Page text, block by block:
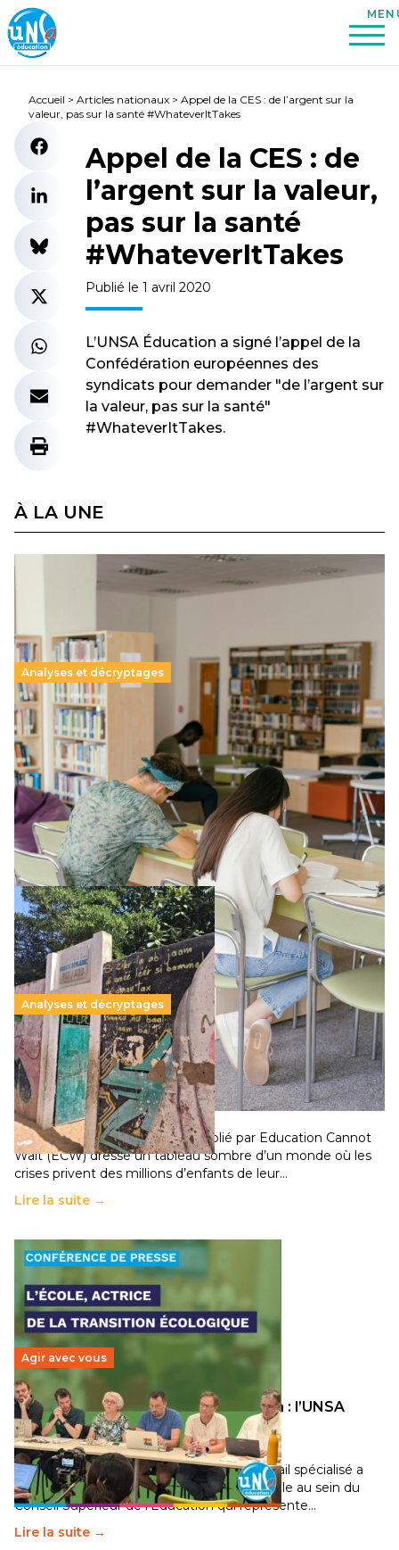
Accueil > Articles nationaux > Appel de la CES : de l’argent sur la
valeur, pas sur la santé #WhateverItTakes
Appel de la CES : de
l’argent sur la valeur,
pas sur la santé
#WhateverItTakes
Publié le 1 avril 2020
L’UNSA Éducation a signé l’appel de la
Confédération européennes des
syndicats pour demander "de l’argent sur
la valeur, pas sur la santé"
#WhateverItTakes.
À LA UNE
Analyses et décryptages
Supérieur privé : une dérive qui met à mal la
promesse républicaine
11 juillet 2026-
Le projet de loi sur la régulation de l’enseignement
supérieur privé met en lumière l’amplification d’un système
qui relègue l’acte pédagogique au superfétatoire, voire à…
Lire la suite →
Analyses et décryptages
258 millions d’enfants victimes de la guerre, des
chocs climatiques et des déplacements de
population
11 juillet 2026- National
Un nouveau rapport mondial publié par Education Cannot
Wait (ECW) dresse un tableau sombre d’un monde où les
crises privent des millions d’enfants de leur…
Lire la suite →
Agir avec vous
Transition écologique de l’éducation : l’UNSA
Éducation fait bouger les lignes
30 juin 2026-National
Pendant plusieurs mois, un groupe de travail spécialisé a
travaillé sur la transition écologique de l’Ecole au sein du
Conseil Supérieur de l’Éducation qui représente…
Lire la suite →